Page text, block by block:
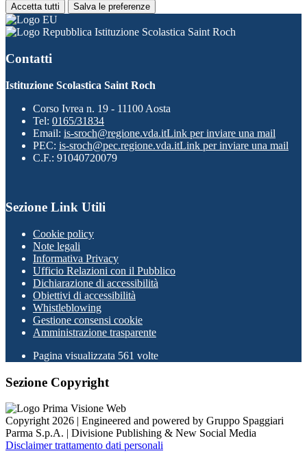
Accetta tutti Salva le preferenze
Istituzione Scolastica Saint Roch
Contatti
Istituzione Scolastica Saint Roch
Corso Ivrea n. 19 - 11100 Aosta
Tel: 0165/31834
Email: is-sroch@regione.vda.itLink per inviare una mail
PEC: is-sroch@pec.regione.vda.itLink per inviare una mail
C.F.: 91040720079
Sezione Link Utili
Cookie policy
Note legali
Informativa Privacy
Ufficio Relazioni con il Pubblico
Dichiarazione di accessibilità
Obiettivi di accessibilità
Whistleblowing
Gestione consensi cookie
Amministrazione trasparente
Pagina visualizzata 561 volte
Sezione Copyright
Copyright 2026 | Engineered and powered by Gruppo Spaggiari
Parma S.p.A. | Divisione Publishing & New Social Media
Disclaimer trattamento dati personali